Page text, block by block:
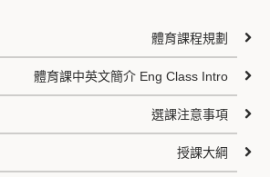
體育課程規劃
體育課中英文簡介 Eng Class Intro
選課注意事項
授課大綱